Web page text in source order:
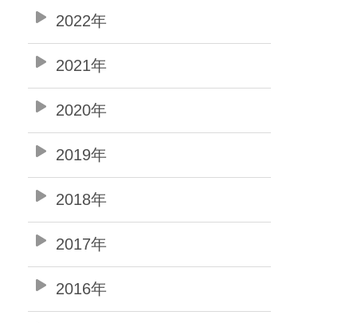
2022年
2021年
2020年
2019年
2018年
2017年
2016年